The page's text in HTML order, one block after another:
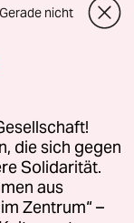
für Genehmigungen
Richtlinien
Gerade nicht
die sich gegen
Solidarität.
aus
Zentrum“ –